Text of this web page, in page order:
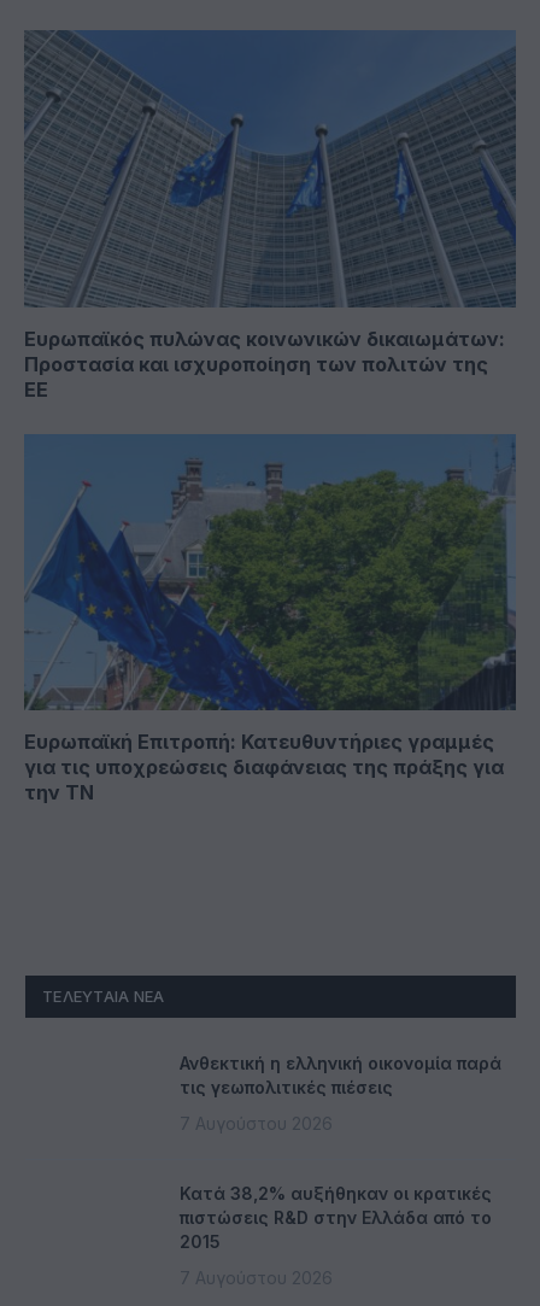
Ευρωπαϊκός πυλώνας κοινωνικών δικαιωμάτων:
Προστασία και ισχυροποίηση των πολιτών της
ΕΕ
Ευρωπαϊκή Επιτροπή: Κατευθυντήριες γραμμές
για τις υποχρεώσεις διαφάνειας της πράξης για
την ΤΝ
ΤΕΛΕΥΤΑΊΑ ΝΈΑ
Ανθεκτική η ελληνική οικονομία παρά
τις γεωπολιτικές πιέσεις
7 Αυγούστου 2026
Κατά 38,2% αυξήθηκαν οι κρατικές
πιστώσεις R&D στην Ελλάδα από το
2015
7 Αυγούστου 2026